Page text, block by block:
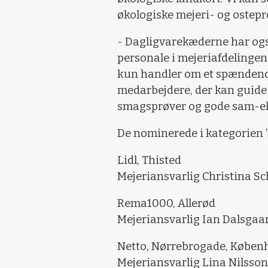
økologiske mejeri- og
- Dagligvarekæderne har
personale i
kun handler om et
medarbejdere, der kan
smagsprøver og gode sam-
De nominerede i kategorien
Lidl, Thisted
Mejeriansvarlig Christina
Rema1000, Allerød
Mejeriansvarlig Ian
Netto, Nørrebrogade,
Mejeriansvarlig Lina